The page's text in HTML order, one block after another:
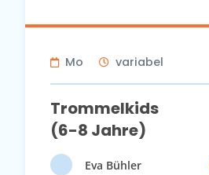
Mo variabel
Trommelkids
(6-8 Jahre)
Eva Bühler